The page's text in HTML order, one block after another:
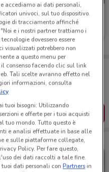
Fiamma
Scade il 31/12 4.3 km
con te!
dei negozi vicino a te,
del risparmio, comodamente
L’APP
accediamo ai dati personali,
univoci, sul tuo dispositivo.
di tracciamento affinché
e i nostri partner trattiamo i
dovessero essere
potrebbero non
a questo menu per
consenso facendo clic sul link
Tali scelte avranno effetto nel
informazioni, consulta
tuoi bisogni: Utilizzando
e offerte per i tuoi acquisti
tuo mondo. Tutto questo è
e analisi effettuate in base alle
e sulle piattaforme collegate,
Policy. Per fare questo,
dei dati raccolti a tale fine.
tuoi dati personali conPartnersin